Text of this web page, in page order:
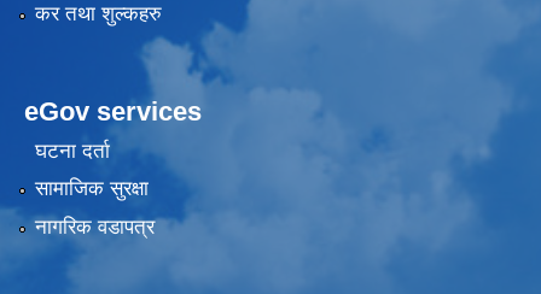
कर तथा शुल्कहरु
eGov services
घटना दर्ता
सामाजिक सुरक्षा
नागरिक वडापत्र